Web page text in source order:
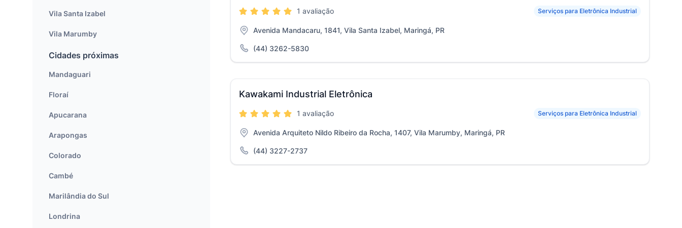
Serviços para Eletrônica Industrial
1 avaliação
Avenida Mandacaru, 1841, Vila Santa Izabel, Maringá, PR
(44) 3262-5830
Kawakami Industrial Eletrônica
Serviços para Eletrônica Industrial
1 avaliação
Avenida Arquiteto Nildo Ribeiro da Rocha, 1407, Vila Marumby, Maringá, PR
(44) 3227-2737
Vila Santa Izabel
Vila Marumby
Cidades próximas
Mandaguari
Floraí
Apucarana
Arapongas
Colorado
Cambé
Marilândia do Sul
Londrina